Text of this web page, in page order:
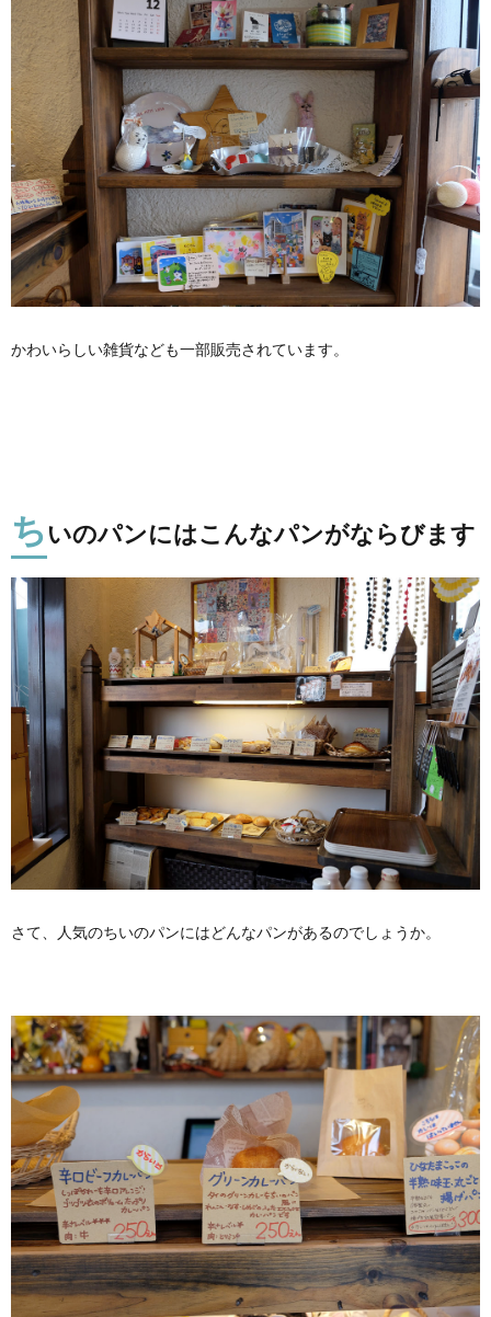
かわいらしい雑貨なども一部販売されています。
ちいのパンにはこんなパンがならびます
さて、人気のちいのパンにはどんなパンがあるのでしょうか。